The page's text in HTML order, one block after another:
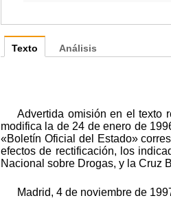
Texto
Advertida omisión en el texto
modifica la de 24 de enero de
«Boletín Oficial del Estado»
efectos de rectificación, los
Nacional sobre Drogas, y la Cruz
Madrid, 4 de noviembre de
Análisis